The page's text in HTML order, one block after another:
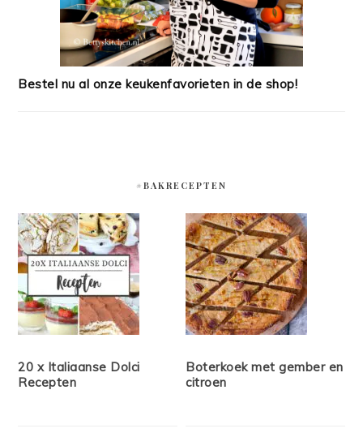
Bestel nu al onze keukenfavorieten in de shop!
#BAKRECEPTEN
20 x Italiaanse Dolci
Recepten
Boterkoek met gember en
citroen